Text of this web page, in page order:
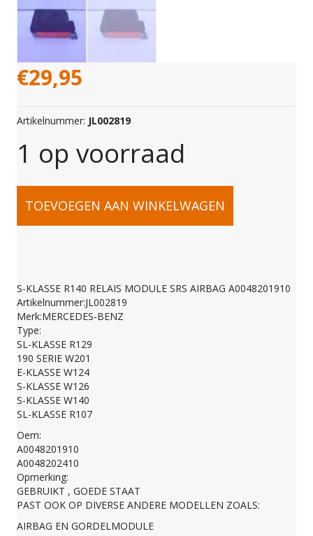
€29,95
Artikelnummer: JL002819
1 op voorraad
S-
R140
RELAIS
MODULE
SRS
AIRBAG
A0048201910
TOEVOEGEN AAN WINKELWAGEN
S-KLASSE R140 RELAIS MODULE SRS AIRBAG A0048201910
Artikelnummer:JL002819
Merk:MERCEDES-BENZ
Type:
SL-KLASSE R129
190 SERIE W201
E-KLASSE W124
S-KLASSE W126
S-KLASSE W140
SL-KLASSE R107
Oem:
A0048201910
A0048202410
Opmerking:
GEBRUIKT , GOEDE STAAT
PAST OOK OP DIVERSE ANDERE MODELLEN ZOALS:
AIRBAG EN GORDELMODULE